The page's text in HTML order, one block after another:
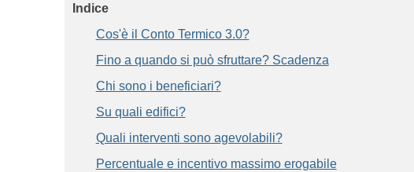
Indice
Cos'è il Conto Termico 3.0?
Fino a quando si può sfruttare? Scadenza
Chi sono i beneficiari?
Su quali edifici?
Quali interventi sono agevolabili?
Percentuale e incentivo massimo erogabile